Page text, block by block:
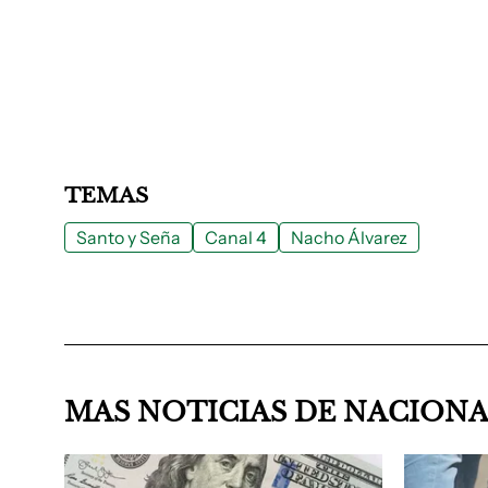
TEMAS
Santo y Seña Canal 4 Nacho Álvarez
MAS NOTICIAS DE